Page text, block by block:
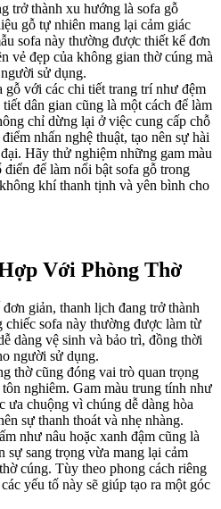
trở thành xu hướng là sofa gỗ
gỗ tự nhiên mang lại cảm giác
sofa này thường được thiết kế đơn
vẻ đẹp của không gian thờ cúng mà
sử dụng.
gỗ với các chi tiết trang trí như đệm
dân gian cũng là một cách để làm
chỉ dừng lại ở việc cung cấp chỗ
nhấn nghệ thuật, tạo nên sự hài
Hãy thử nghiệm những gam màu
điển để làm nổi bật sofa gỗ trong
khí thanh tịnh và yên bình cho
Với Phòng Thờ
giản, thanh lịch đang trở thành
sofa này thường được làm từ
dàng vệ sinh và bảo trì, đồng thời
người sử dụng.
thờ cũng đóng vai trò quan trọng
nghiêm. Gam màu trung tính như
ưa chuộng vì chúng dễ dàng hòa
sự thanh thoát và nhẹ nhàng.
như nâu hoặc xanh đậm cũng là
sang trọng vừa mang lại cảm
cúng. Tùy theo phong cách riêng
yếu tố này sẽ giúp tạo ra một góc